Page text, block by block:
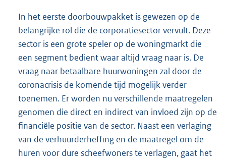
In het eerste doorbouwpakket is gewezen op de
belangrijke rol die de corporatiesector vervult. Deze
sector is een grote speler op de woningmarkt die
een segment bedient waar altijd vraag naar is. De
vraag naar betaalbare huurwoningen zal door de
coronacrisis de komende tijd mogelijk verder
toenemen. Er worden nu verschillende maatregelen
genomen die direct en indirect van invloed zijn op de
financiële positie van de sector. Naast een verlaging
van de verhuurderheffing en de maatregel om de
huren voor dure scheefwoners te verlagen, gaat het